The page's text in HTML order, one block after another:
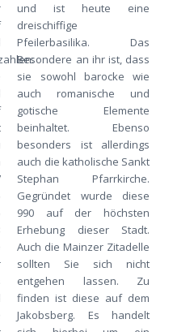
und ist heute eine
dreischiffige
Pfeilerbasilika. Das
Besondere an ihr ist, dass
sie sowohl barocke wie
auch romanische und
gotische Elemente
beinhaltet. Ebenso
besonders ist allerdings
auch die katholische Sankt
Stephan Pfarrkirche.
Gegründet wurde diese
990 auf der höchsten
Erhebung dieser Stadt.
Auch die Mainzer Zitadelle
sollten Sie sich nicht
entgehen lassen. Zu
finden ist diese auf dem
Jakobsberg. Es handelt